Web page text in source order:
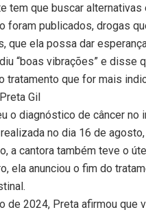
tem que buscar
foram publicados, drogas
que ela possa dar
“boas vibrações” e disse
tratamento que for mais
Gil
o diagnóstico de câncer no
no dia 16 de
a cantora também teve o
ela anunciou o fim do
de 2024, Preta afirmou que